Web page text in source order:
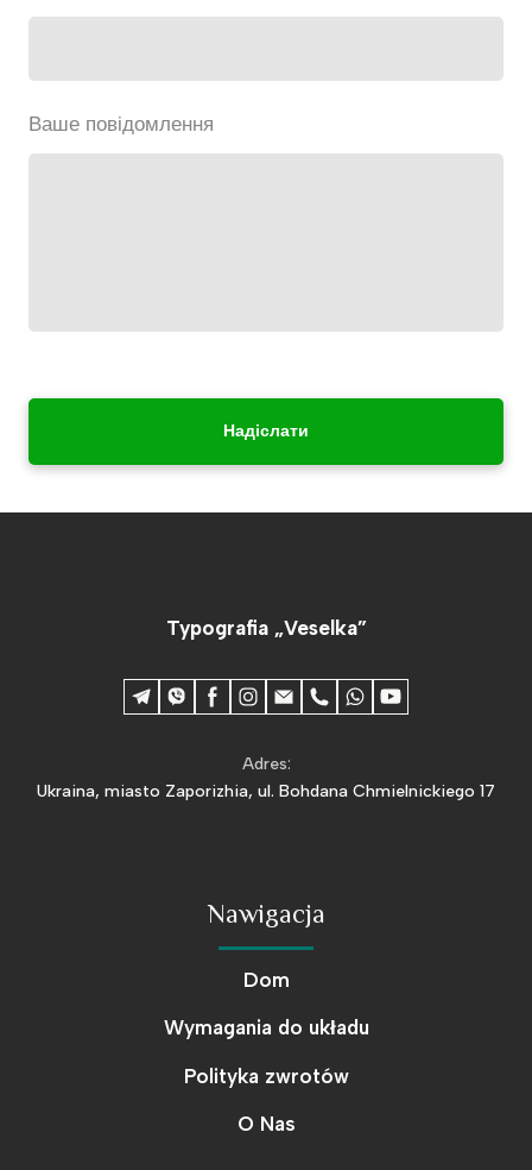
Ваше повідомлення
Надіслати
Typografia „Veselka”
Adres:
Ukraina, miasto Zaporizhia, ul. Bohdana Chmielnickiego 17
Nawigacja
Dom
Wymagania do układu
Polityka zwrotów
O Nas